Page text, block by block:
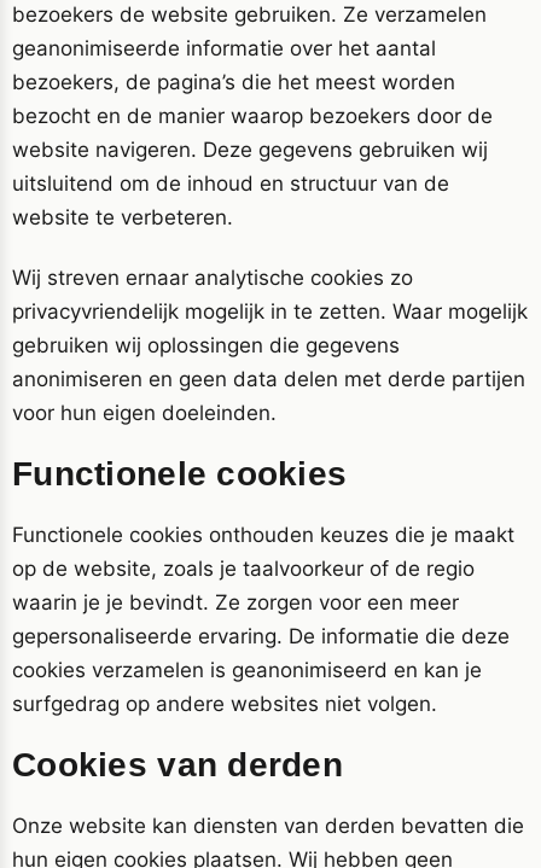
bezoekers de website gebruiken. Ze verzamelen
geanonimiseerde informatie over het aantal
bezoekers, de pagina’s die het meest worden
bezocht en de manier waarop bezoekers door de
website navigeren. Deze gegevens gebruiken wij
uitsluitend om de inhoud en structuur van de
website te verbeteren.
Wij streven ernaar analytische cookies zo
privacyvriendelijk mogelijk in te zetten. Waar mogelijk
gebruiken wij oplossingen die gegevens
anonimiseren en geen data delen met derde partijen
voor hun eigen doeleinden.
Functionele cookies
Functionele cookies onthouden keuzes die je maakt
op de website, zoals je taalvoorkeur of de regio
waarin je je bevindt. Ze zorgen voor een meer
gepersonaliseerde ervaring. De informatie die deze
cookies verzamelen is geanonimiseerd en kan je
surfgedrag op andere websites niet volgen.
Cookies van derden
Onze website kan diensten van derden bevatten die
hun eigen cookies plaatsen. Wij hebben geen